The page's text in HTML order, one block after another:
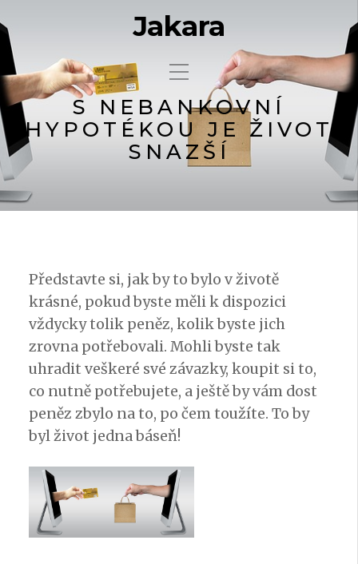
Jakara
S NEBANKOVNÍ
HYPOTÉKOU JE ŽIVOT
SNAZŠÍ
Představte si, jak by to bylo v životě
krásné, pokud byste měli k dispozici
vždycky tolik peněz, kolik byste jich
zrovna potřebovali. Mohli byste tak
uhradit veškeré své závazky, koupit si to,
co nutně potřebujete, a ještě by vám dost
peněz zbylo na to, po čem toužíte. To by
byl život jedna báseň!